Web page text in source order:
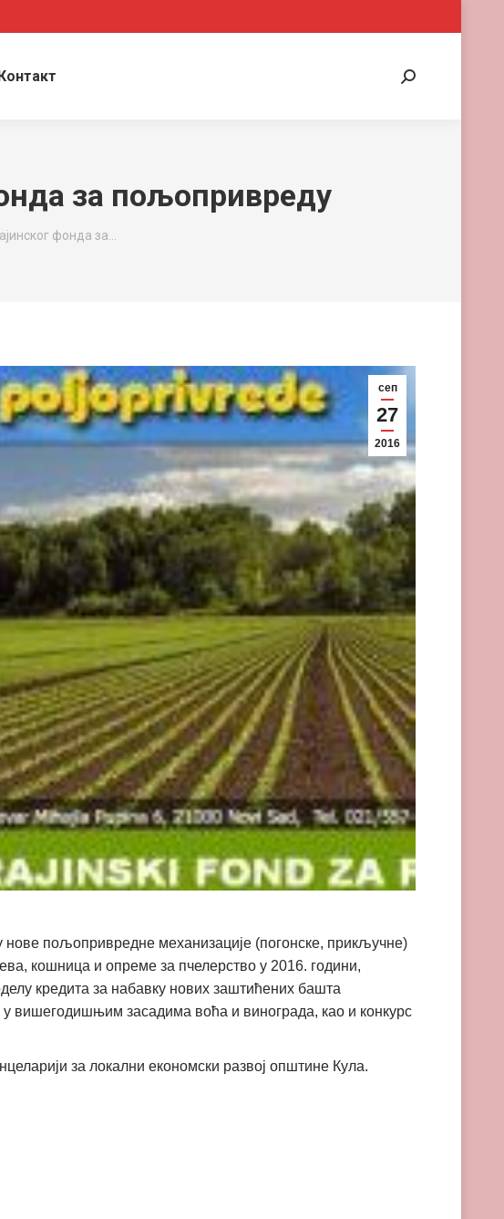
Search:
за пољопривреду
фонда за…
сеп
27
2016
нове пољопривредне механизације (погонске, прикључне)
кошница и опреме за пчелерство у 2016. години,
кредита за набавку нових заштићених башта
у вишегодишњим засадима воћа и винограда, као и конкурс
за локални економски развој општине Кула.